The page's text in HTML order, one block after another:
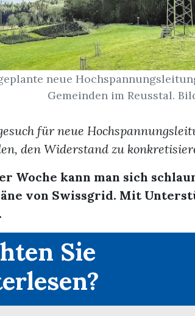
neue
Gemeinden im Reusstal.
für neue
den Widerstand zu
Woche kann man sich
von Swissgrid. Mit
Sie